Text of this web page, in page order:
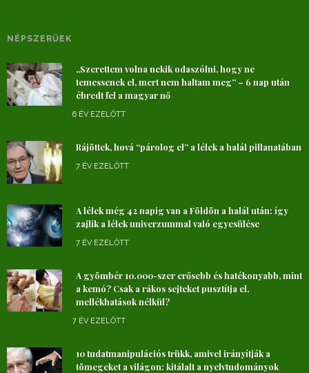
NÉPSZERŰEK
„Szerettem volna nekik odaszólni, hogy ne
temessenek el, mert nem haltam meg” – 6 nap után
ébredt fel a magyar nő
6 ÉV EZELŐTT
Rájöttek, hová “párolog el” a lélek a halál pillanatában
7 ÉV EZELŐTT
A lélek még 42 napig van a Földön a halál után: így
zajlik a lélek univerzummal való egyesülése
7 ÉV EZELŐTT
A gyömbér 10.000-szer erősebb és hatékonyabb, mint
a kemó? Csak a rákos sejteket pusztítja el,
mellékhatások nélkül?
7 ÉV EZELŐTT
10 tudatmanipulációs trükk, amivel irányítják a
tömegeket a világon: kitálalt a nyelvtudományok